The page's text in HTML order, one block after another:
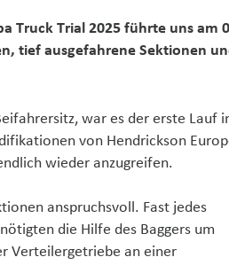
Truck Trial 2025 führte uns am
tief ausgefahrene Sektionen
war es der erste Lauf
von Hendrickson
wieder anzugreifen.
anspruchsvoll. Fast jedes
die Hilfe des Baggers um
Verteilergetriebe an einer